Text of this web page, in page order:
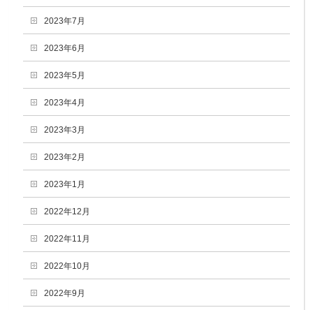
2023年7月
2023年6月
2023年5月
2023年4月
2023年3月
2023年2月
2023年1月
2022年12月
2022年11月
2022年10月
2022年9月